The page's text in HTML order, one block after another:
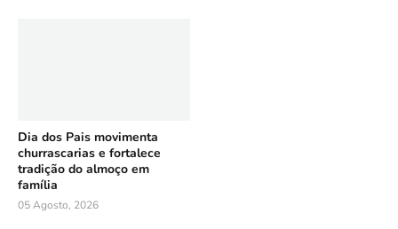
Dia dos Pais movimenta
churrascarias e fortalece
tradição do almoço em
família
05 Agosto, 2026